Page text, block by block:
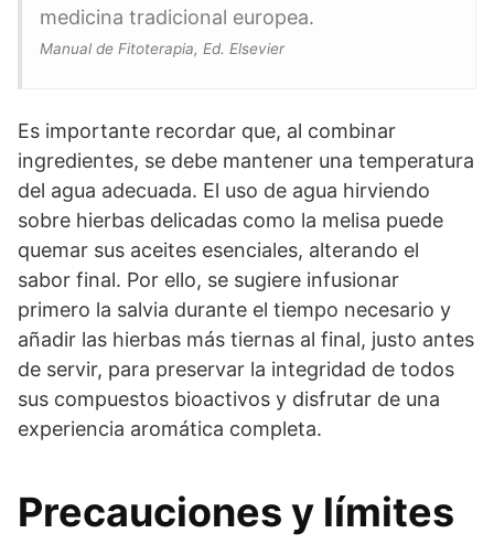
medicina tradicional europea.
Manual de Fitoterapia, Ed. Elsevier
Es importante recordar que, al combinar
ingredientes, se debe mantener una temperatura
del agua adecuada. El uso de agua hirviendo
sobre hierbas delicadas como la melisa puede
quemar sus aceites esenciales, alterando el
sabor final. Por ello, se sugiere infusionar
primero la salvia durante el tiempo necesario y
añadir las hierbas más tiernas al final, justo antes
de servir, para preservar la integridad de todos
sus compuestos bioactivos y disfrutar de una
experiencia aromática completa.
Precauciones y límites